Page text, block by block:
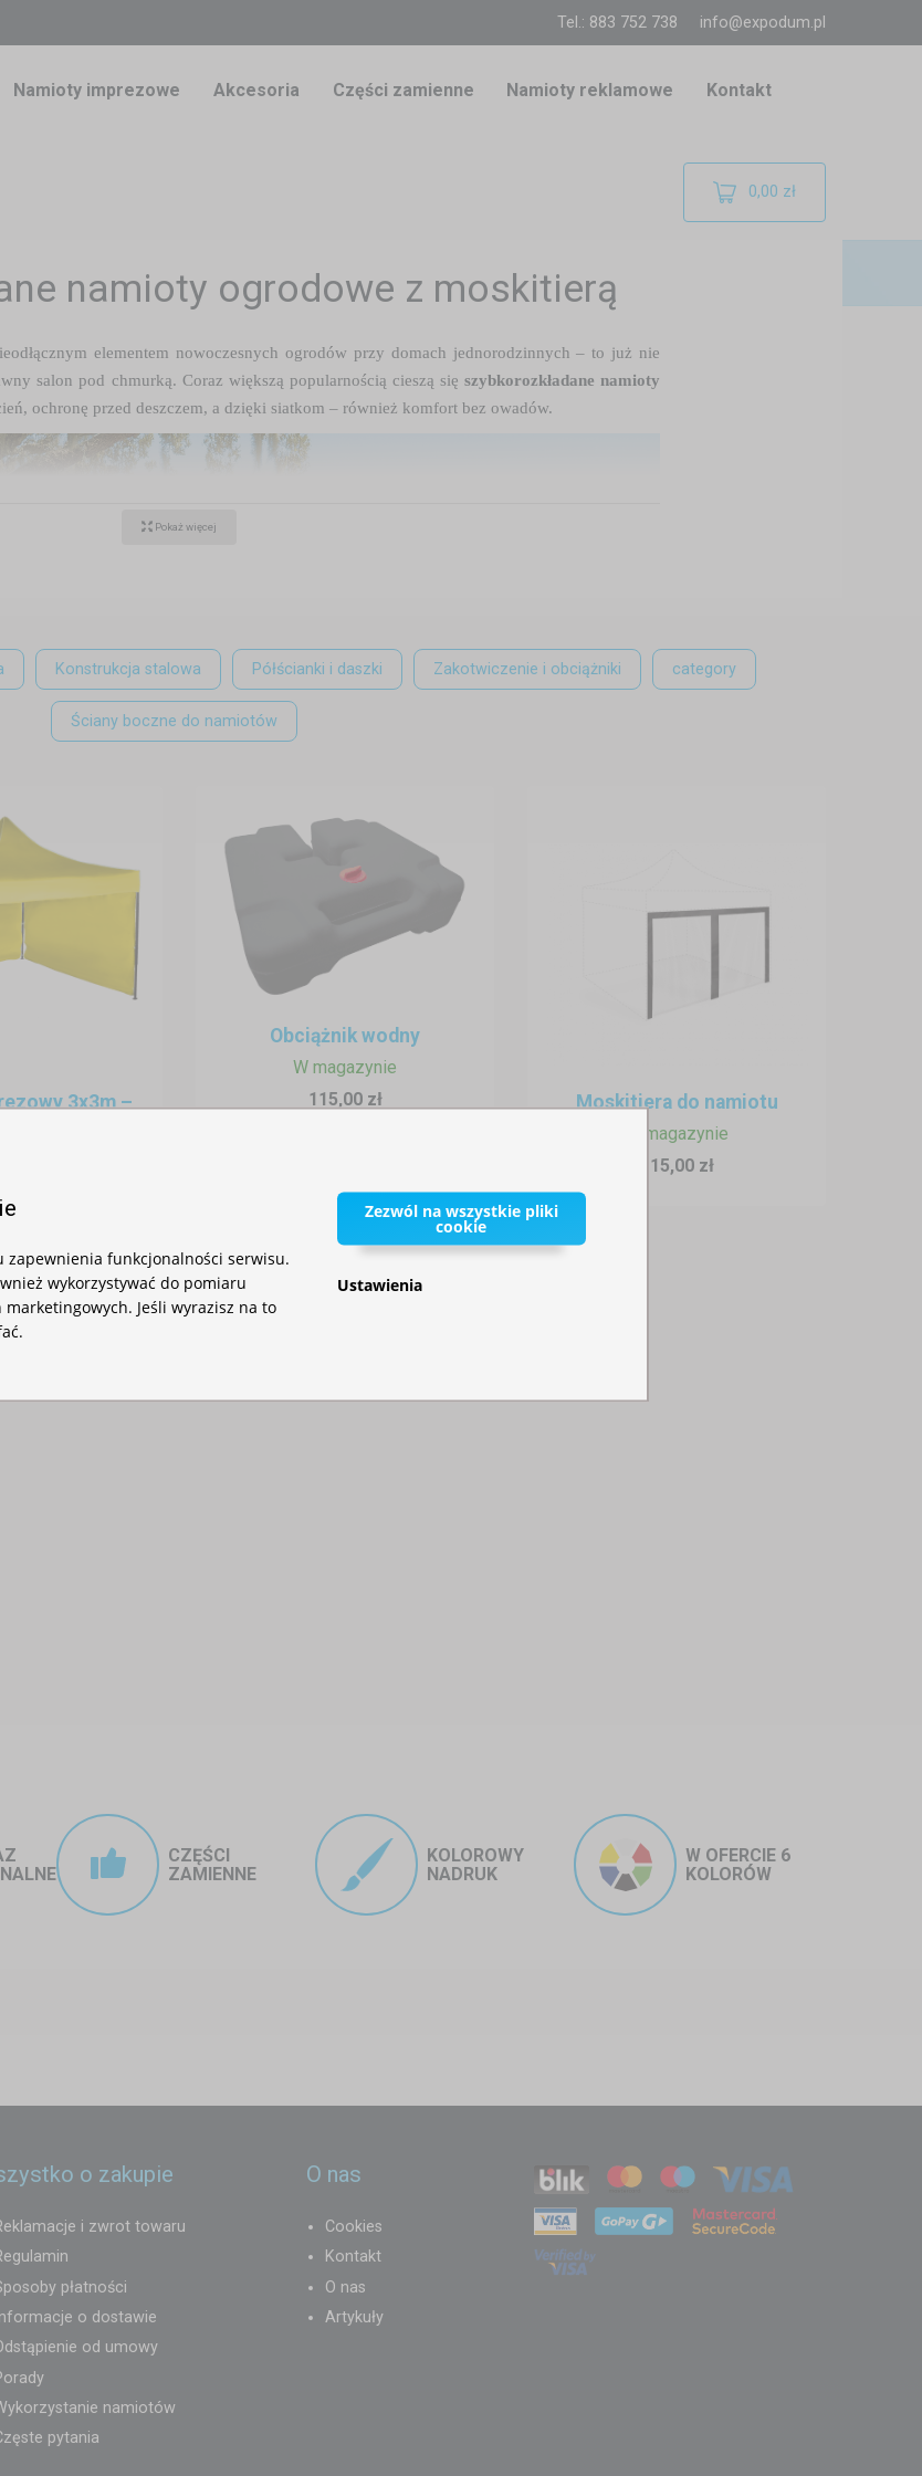
Tel.: 883 752 738 info@expodum.pl
Namioty imprezowe Akcesoria Części zamienne Namioty reklamowe Kontakt
0,00 zł
namioty ogrodowe z moskitierą
elementem nowoczesnych ogrodów przy domach jednorodzinnych – to już nie
salon pod chmurką. Coraz większą popularnością cieszą się szybkorozkładane namioty
ochronę przed deszczem, a dzięki siatkom – również komfort bez owadów.
moskitierą?
łatwe w montażu i demontażu – wystarczy kilka minut bez użycia narzędzi. To idealne
w ogrodzie, ale potrzebują tymczasowego zadaszenia na grilla, rodzinne spotkanie
ale również design. Najpopularniejszym wariantem jest
dla małej grupy osób.
do każdej okazji i stylu ogrodu:
Pokaż więcej
Konstrukcja stalowa Półścianki i daszki Zakotwiczenie i obciążniki category
Ściany boczne do namiotów
3x3m –
Obciążnik wodny
W magazynie
115,00 zł
Moskitiera do namiotu
W magazynie
115,00 zł
CZĘŚCI
ZAMIENNE
KOLOROWY
NADRUK
W OFERCIE 6
KOLORÓW
o zakupie
i zwrot towaru
płatności
Informacje o dostawie
od umowy
namiotów
pytania
O nas
Cookies
Kontakt
O nas
Artykuły
zapewnienia funkcjonalności serwisu.
wykorzystywać do pomiaru
Jeśli wyrazisz na to
Zezwól na wszystkie pliki
cookie
Ustawienia